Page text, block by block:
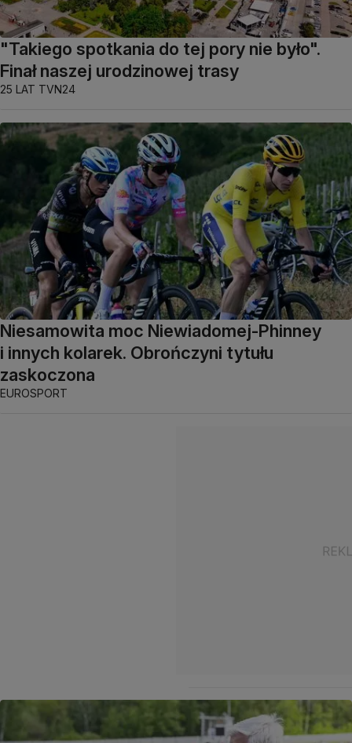
"Takiego spotkania do tej pory nie było".
Finał naszej urodzinowej trasy
25 LAT TVN24
Niesamowita moc Niewiadomej-Phinney
i innych kolarek. Obrończyni tytułu
zaskoczona
EUROSPORT